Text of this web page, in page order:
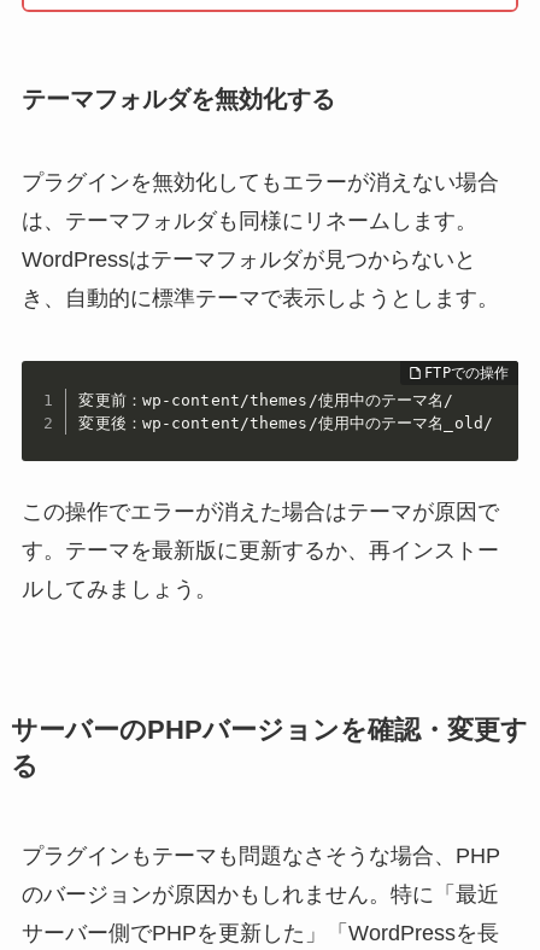
テーマフォルダを無効化する
プラグインを無効化してもエラーが消えない場合
は、テーマフォルダも同様にリネームします。
WordPressはテーマフォルダが見つからないと
き、自動的に標準テーマで表示しようとします。
変更前：wp-content/themes/使用中のテーマ名/
変更後：wp-content/themes/使用中のテーマ名_old/
この操作でエラーが消えた場合はテーマが原因で
す。テーマを最新版に更新するか、再インストー
ルしてみましょう。
サーバーのPHPバージョンを確認・変更す
る
プラグインもテーマも問題なさそうな場合、PHP
のバージョンが原因かもしれません。特に「最近
サーバー側でPHPを更新した」「WordPressを長